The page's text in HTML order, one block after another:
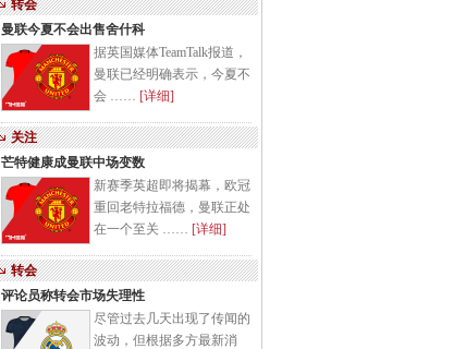
转会
曼联今夏不会出售舍什科
据英国媒体TeamTalk报道，
曼联已经明确表示，今夏不
会 …… [详细]
关注
芒特健康成曼联中场变数
新赛季英超即将揭幕，欧冠
重回老特拉福德，曼联正处
在一个至关 …… [详细]
转会
评论员称转会市场失理性
尽管过去几天出现了传闻的
波动，但根据多方最新消